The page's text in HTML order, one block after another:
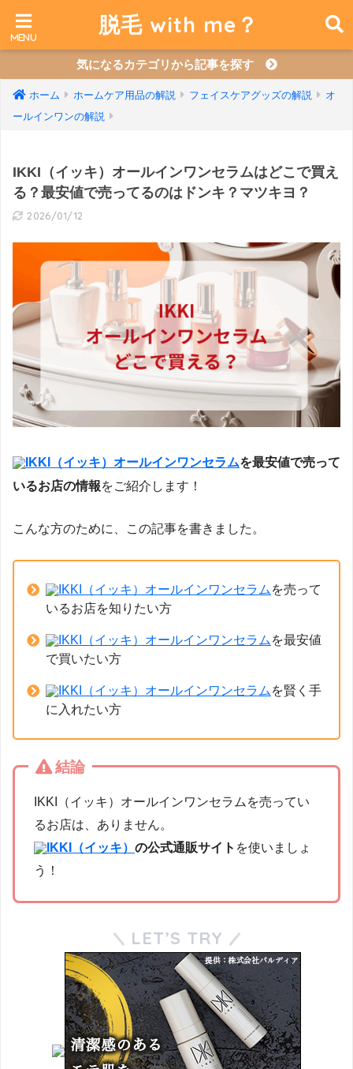
脱毛 with me？
気になるカテゴリから記事を探す
ホーム ホームケア用品の解説 フェイスケアグッズの解説
オ
ールインワンの解説
IKKI（イッキ）オールインワンセラムはどこで買え
る？最安値で売ってるのはドンキ？マツキヨ？
2026/01/12
IKKI（イッキ）オールインワンセラムを最安値で売って
いるお店の情報をご紹介します！
こんな方のために、この記事を書きました。
IKKI（イッキ）オールインワンセラム を売って
いるお店を知りたい方
IKKI（イッキ）オールインワンセラム を最安値
で買いたい方
IKKI（イッキ）オールインワンセラム を賢く手
に入れたい方
結論
IKKI（イッキ）オールインワンセラムを売ってい
るお店は、ありません。
IKKI（イッキ） の公式通販サイト を使いましょ
う！
LET’S TRY